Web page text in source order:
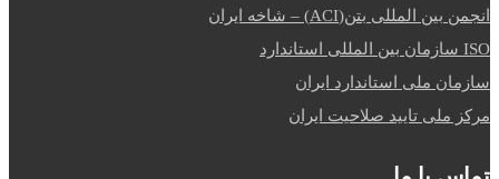
انجمن بین المللی بتن(ACI) – شاخه ایران
ISO سازمان بین المللی استاندارد
سازمان ملی استاندارد ایران
مرکز ملی تایید صلاحیت ایران